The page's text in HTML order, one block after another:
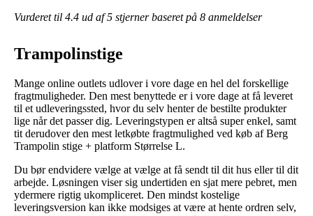
Vurderet til 4.4 ud af 5 stjerner baseret på 8 anmeldelser
Trampolinstige
Mange online outlets udlover i vore dage en hel del forskellige
fragtmuligheder. Den mest benyttede er i vore dage at få leveret
til et udleveringssted, hvor du selv henter de bestilte produkter
lige når det passer dig. Leveringstypen er altså super enkel, samt
tit derudover den mest letkøbte fragtmulighed ved køb af Berg
Trampolin stige + platform Størrelse L.
Du bør endvidere vælge at vælge at få sendt til dit hus eller til dit
arbejde. Løsningen viser sig undertiden en sjat mere pebret, men
ydermere rigtig ukompliceret. Den mindst kostelige
leveringsversion kan ikke modsiges at være at hente ordren selv,